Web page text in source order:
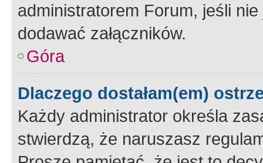
administratorem Forum, jeśli
dodawać załączników.
Góra
Dlaczego dostałam(em)
Każdy administrator określa
stwierdzą, że naruszasz